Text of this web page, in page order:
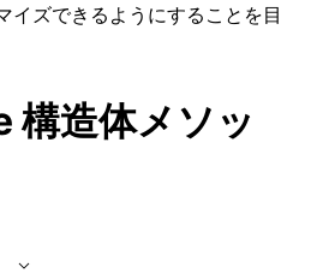
イズできるようにすることを目
構造体メソッ